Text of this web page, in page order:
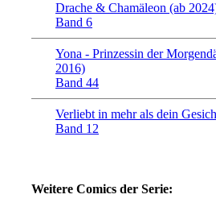
Drache & Chamäleon (ab
Band 6
Yona - Prinzessin der
2016)
Band 44
Verliebt in mehr als dein
Band 12
Weitere Comics der Serie: